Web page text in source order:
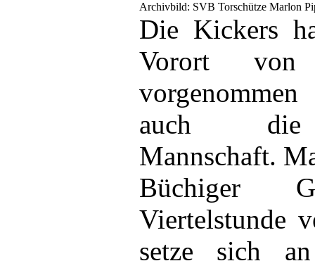
Archivbild: SVB Torschütze Marlon
Die Kickers
Vorort
auch die
Mannschaft.
Büchiger
Viertelstunde
setze sich